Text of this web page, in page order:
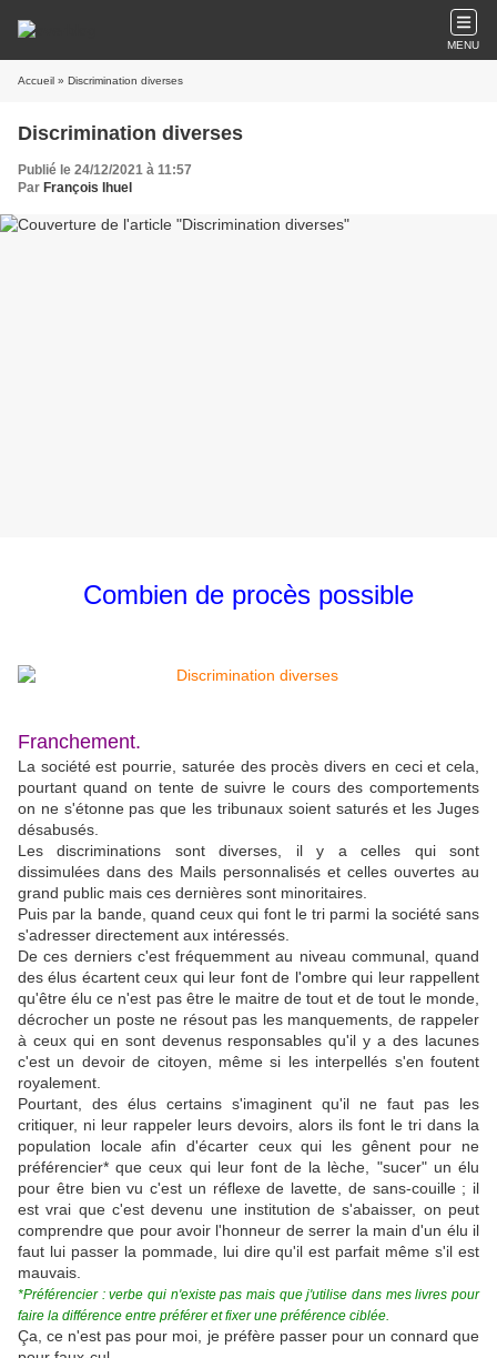
MENU
Accueil » Discrimination diverses
Discrimination diverses
Publié le 24/12/2021 à 11:57
Par François Ihuel
Combien de procès possible
Franchement.
La société est pourrie, saturée des procès divers en ceci et cela,
pourtant quand on tente de suivre le cours des comportements
on ne s'étonne pas que les tribunaux soient saturés et les Juges
désabusés.
Les discriminations sont diverses, il y a celles qui sont
dissimulées dans des Mails personnalisés et celles ouvertes au
grand public mais ces dernières sont minoritaires.
Puis par la bande, quand ceux qui font le tri parmi la société sans
s'adresser directement aux intéressés.
De ces derniers c'est fréquemment au niveau communal, quand
des élus écartent ceux qui leur font de l'ombre qui leur rappellent
qu'être élu ce n'est pas être le maitre de tout et de tout le monde,
décrocher un poste ne résout pas les manquements, de rappeler
à ceux qui en sont devenus responsables qu'il y a des lacunes
c'est un devoir de citoyen, même si les interpellés s'en foutent
royalement.
Pourtant, des élus certains s'imaginent qu'il ne faut pas les
critiquer, ni leur rappeler leurs devoirs, alors ils font le tri dans la
population locale afin d'écarter ceux qui les gênent pour ne
préférencier* que ceux qui leur font de la lèche, "sucer" un élu
pour être bien vu c'est un réflexe de lavette, de sans-couille ; il
est vrai que c'est devenu une institution de s'abaisser, on peut
comprendre que pour avoir l'honneur de serrer la main d'un élu il
faut lui passer la pommade, lui dire qu'il est parfait même s'il est
mauvais.
*Préférencier : verbe qui n'existe pas mais que j'utilise dans mes livres pour
faire la différence entre préférer et fixer une préférence ciblée.
Ça, ce n'est pas pour moi, je préfère passer pour un connard que